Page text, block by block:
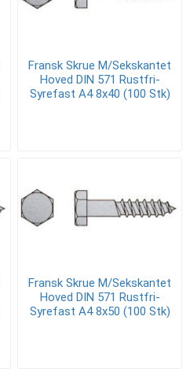
Fransk Skrue M/Sekskantet
Hoved DIN 571 Rustfri-
Syrefast A4 8x40 (100 Stk)
Fransk Skrue M/Sekskantet
Hoved DIN 571 Rustfri-
Syrefast A4 8x50 (100 Stk)